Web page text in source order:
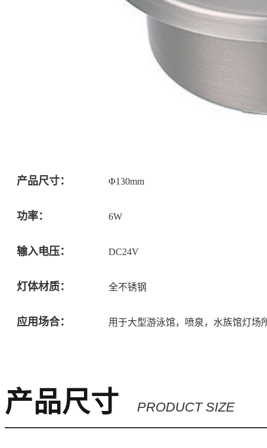
产品尺寸： Φ130mm
功率： 6W
输入电压： DC24V
灯体材质： 全不锈钢
应用场合： 用于大型游泳馆，喷泉，水族馆灯场
产品尺寸 PRODUCT SIZE